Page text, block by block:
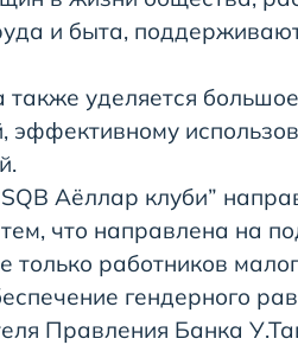
и быта,
уделяется
эффективному
Аёллар клуби”
что направлена на
только работников
гендерного
Правления Банка